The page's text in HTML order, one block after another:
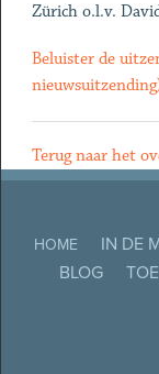
Zürich o.l.v.
Beluister de
Terug naar het
HOME IN DE
BLOG